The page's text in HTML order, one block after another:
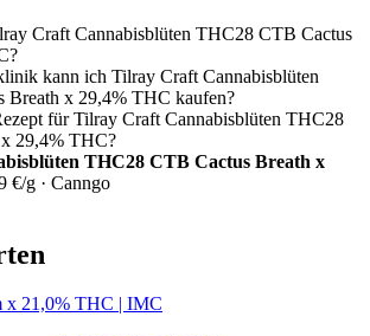
Craft Cannabisblüten THC28 CTB Cactus
kann ich Tilray Craft Cannabisblüten
Breath x 29,4% THC kaufen?
für Tilray Craft Cannabisblüten THC28
29,4% THC?
THC28 CTB Cactus Breath x
€/g · Canngo